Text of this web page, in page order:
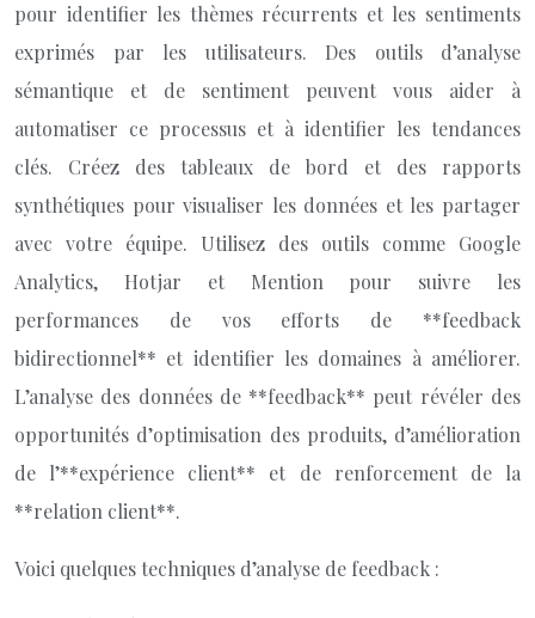
pour identifier les thèmes récurrents et les sentiments
exprimés par les utilisateurs. Des outils d’analyse
sémantique et de sentiment peuvent vous aider à
automatiser ce processus et à identifier les tendances
clés. Créez des tableaux de bord et des rapports
synthétiques pour visualiser les données et les partager
avec votre équipe. Utilisez des outils comme Google
Analytics, Hotjar et Mention pour suivre les
performances de vos efforts de **feedback
bidirectionnel** et identifier les domaines à améliorer.
L’analyse des données de **feedback** peut révéler des
opportunités d’optimisation des produits, d’amélioration
de l’**expérience client** et de renforcement de la
**relation client**.
Voici quelques techniques d’analyse de feedback :